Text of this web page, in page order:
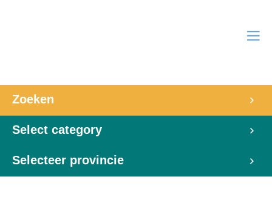
Zoeken
Select category
Selecteer provincie